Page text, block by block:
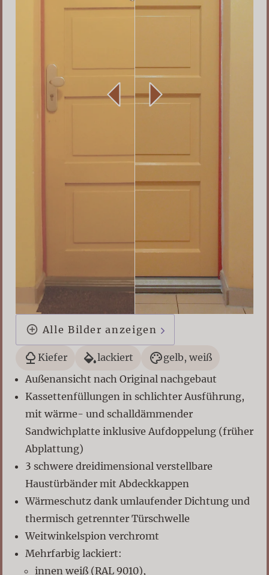
Alle Bilder anzeigen
Kiefer lackiert
gelb, weiß
Außenansicht nach Original nachgebaut
Kassettenfüllungen in schlichter Ausführung,
mit wärme- und schalldämmender
Sandwichplatte inklusive Aufdoppelung (früher
Abplattung)
3 schwere dreidimensional verstellbare
Haustürbänder mit Abdeckkappen
Wärmeschutz dank umlaufender Dichtung und
thermisch getrennter Türschwelle
Weitwinkelspion verchromt
Mehrfarbig lackiert:
innen weiß (RAL 9010),